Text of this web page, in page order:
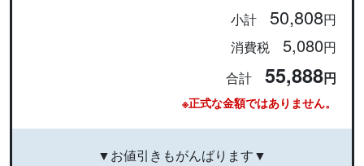
小計 50,808円
消費税 5,080円
合計 55,888円
※正式な金額ではありません。
▼お値引きもがんばります▼